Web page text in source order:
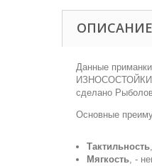
ОПИСАНИЕ
Данные
ИЗНОСОСТОЙКИЙ
сделано
Основные
Тактильность
Мягкость, -